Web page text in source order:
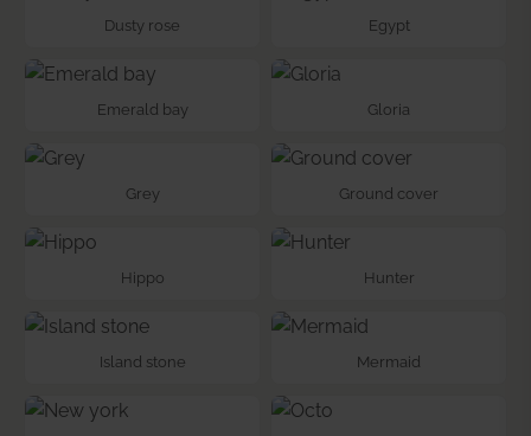
Dusty rose Egypt
Emerald bay Gloria
Grey Ground cover
Hippo Hunter
Island stone Mermaid